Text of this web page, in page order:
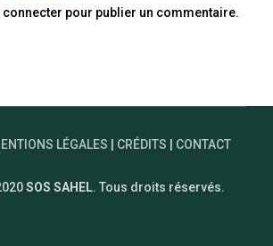
connecter pour publier un commentaire.
LÉGALES | CRÉDITS | CONTACT
SOS SAHEL. Tous droits réservés.